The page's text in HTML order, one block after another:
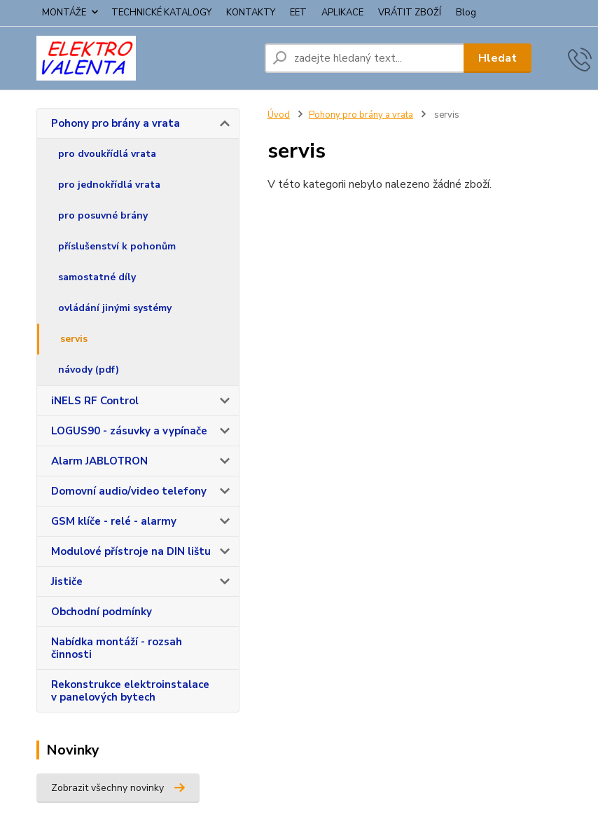
MONTÁŽE TECHNICKÉ KATALOGY KONTAKTY EET APLIKACE VRÁTIT ZBOŽÍ Blog
Hledat
Pohony pro brány a vrata
pro dvoukřídlá vrata
pro jednokřídlá vrata
pro posuvné brány
příslušenství k pohonům
samostatné díly
ovládání jinými systémy
servis
návody (pdf)
iNELS RF Control
LOGUS90 - zásuvky a vypínače
Alarm JABLOTRON
Domovní audio/video telefony
GSM klíče - relé - alarmy
Modulové přístroje na DIN lištu
Jističe
Obchodní podmínky
Nabídka montáží - rozsah
činnosti
Rekonstrukce elektroinstalace
v panelových bytech
Novinky
Zobrazit všechny novinky
Úvod Pohony pro brány a vrata servis
servis
V této kategorii nebylo nalezeno žádné zboží.